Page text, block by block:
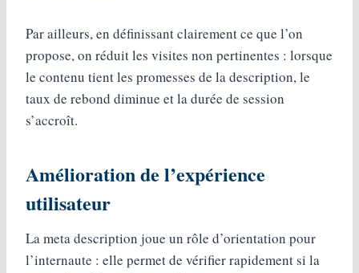
Par ailleurs, en définissant clairement ce que l’on
propose, on réduit les visites non pertinentes : lorsque
le contenu tient les promesses de la description, le
taux de rebond diminue et la durée de session
s’accroît.
Amélioration de l’expérience
utilisateur
La meta description joue un rôle d’orientation pour
l’internaute : elle permet de vérifier rapidement si la